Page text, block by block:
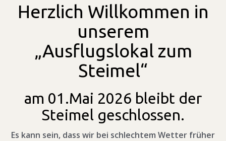
Herzlich Willkommen in
unserem
„Ausflugslokal zum
Steimel“
am 01.Mai 2026 bleibt der
Steimel geschlossen.
Es kann sein, dass wir bei schlechtem Wetter früher